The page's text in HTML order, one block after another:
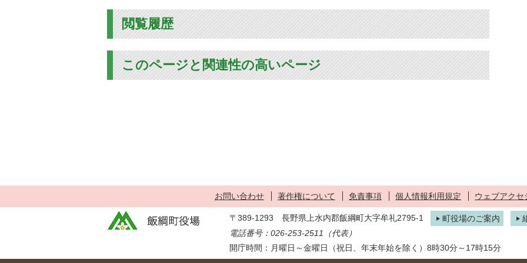
閲覧履歴
このページと関連性の高いページ
お問い合わせ 著作権について 免責事項 個人情報利用規定 ウェブアクセ
〒389-1293 長野県上水内郡飯綱町大字牟礼2795-1 町役場のご案内
電話番号：026-253-2511（代表）
開庁時間：月曜日～金曜日（祝日、年末年始を除く）8時30分～17時15分